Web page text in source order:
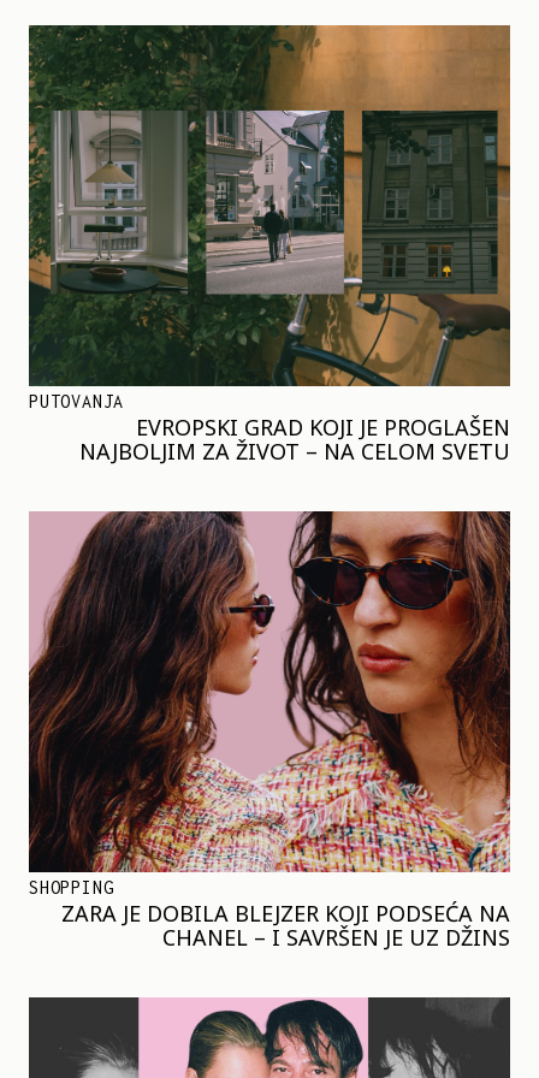
PUTOVANJA
EVROPSKI GRAD KOJI JE PROGLAŠEN
NAJBOLJIM ZA ŽIVOT – NA CELOM SVETU
SHOPPING
ZARA JE DOBILA BLEJZER KOJI PODSEĆA NA
CHANEL – I SAVRŠEN JE UZ DŽINS